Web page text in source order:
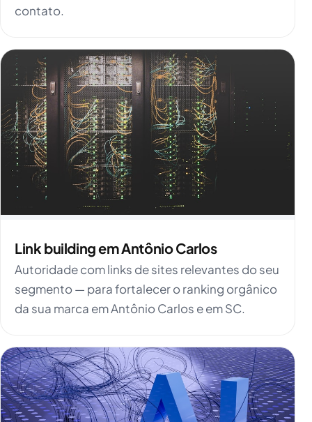
contato.
Link building em Antônio Carlos
Autoridade com links de sites relevantes do seu
segmento — para fortalecer o ranking orgânico
da sua marca em Antônio Carlos e em SC.